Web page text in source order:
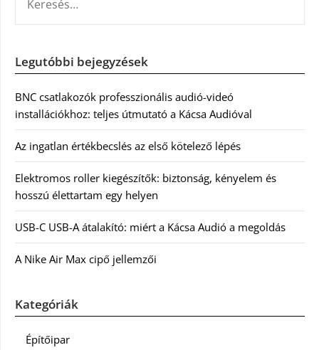
Legutóbbi bejegyzések
BNC csatlakozók professzionális audió-videó
installációkhoz: teljes útmutató a Kácsa Audióval
Az ingatlan értékbecslés az első kötelező lépés
Elektromos roller kiegészítők: biztonság, kényelem és
hosszú élettartam egy helyen
USB-C USB-A átalakító: miért a Kácsa Audió a megoldás
A Nike Air Max cipő jellemzői
Kategóriák
Építőipar